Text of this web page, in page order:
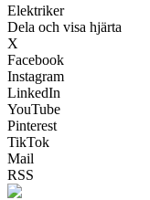
Elektriker
Dela och visa hjärta
X
Facebook
Instagram
LinkedIn
YouTube
Pinterest
TikTok
Mail
RSS